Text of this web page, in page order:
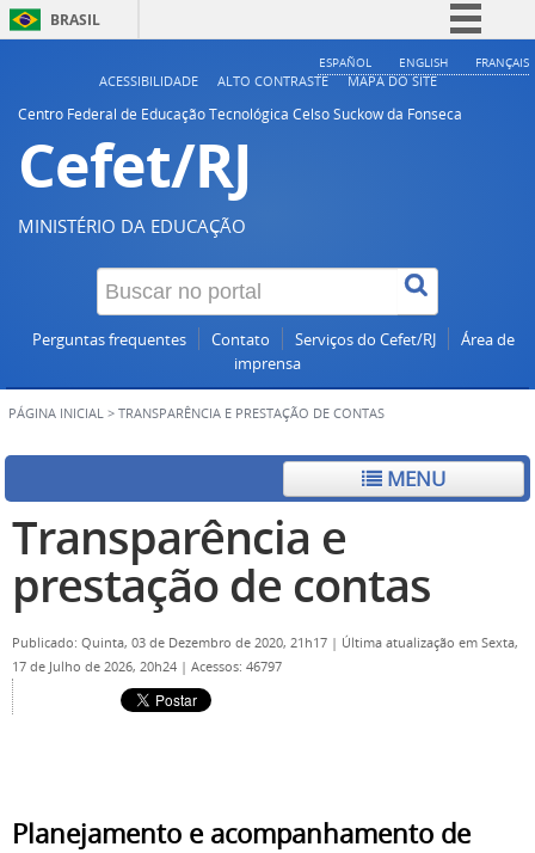
BRASIL
Simplifique!
ESPAÑOL ENGLISH FRANÇAIS
ACESSIBILIDADE ALTO CONTRASTE
MAPA DO SITE
Centro Federal de Educação Tecnológica Celso Suckow da Fonseca
Cefet/RJ
MINISTÉRIO DA EDUCAÇÃO
Perguntas frequentes Contato Serviços do Cefet/RJ
Área de
imprensa
PÁGINA INICIAL > TRANSPARÊNCIA E PRESTAÇÃO DE CONTAS
MENU
Transparência e
prestação de contas
Publicado: Quinta, 03 de Dezembro de 2020, 21h17 | Última atualização em Sexta,
17 de Julho de 2026, 20h24 | Acessos: 46797
Planejamento e acompanhamento de